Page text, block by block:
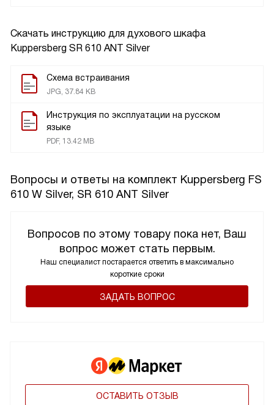
Скачать инструкцию для духового шкафа
Kuppersberg SR 610 ANT Silver
Схема встраивания
JPG, 37.84 KB
Инструкция по эксплуатации на русском
языке
PDF, 13.42 MB
Вопросы и ответы на комплект Kuppersberg FS
610 W Silver, SR 610 ANT Silver
Вопросов по этому товару пока нет, Ваш
вопрос может стать первым.
Наш специалист постарается ответить в максимально
короткие сроки
ЗАДАТЬ ВОПРОС
ОСТАВИТЬ ОТЗЫВ